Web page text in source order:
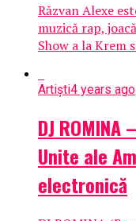
Răzvan Alexe
muzică rap,
Show a la Krem
Artiști4 years ago
DJ
Unite ale
electronică